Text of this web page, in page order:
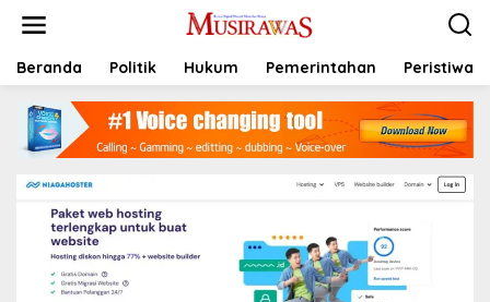
t
Beranda Politik Hukum Pemerintahan Peristiwa